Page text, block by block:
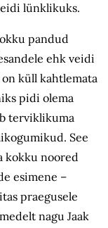
lünklikuks.
pandud
ehk veidi
küll kahtlemata
pidi olema
terviklikuma
See
kokku noored
esimene –
praegusele
nagu Jaak